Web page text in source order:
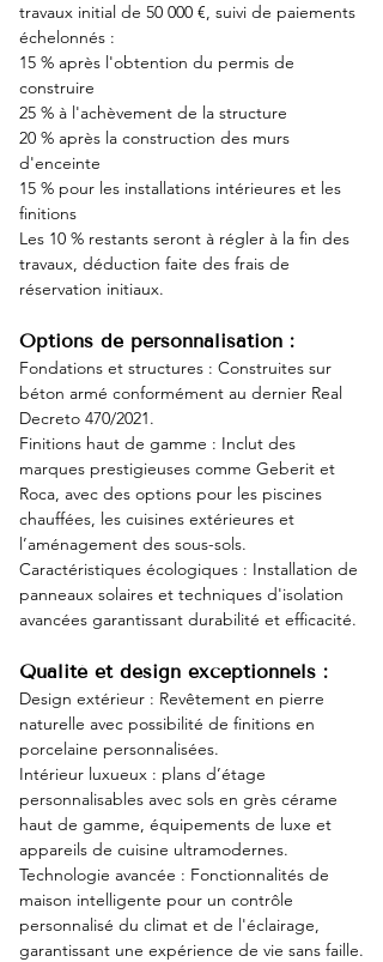
travaux initial de 50 000 €, suivi de paiements
échelonnés :
15 % après l'obtention du permis de
construire
25 % à l'achèvement de la structure
20 % après la construction des murs
d'enceinte
15 % pour les installations intérieures et les
finitions
Les 10 % restants seront à régler à la fin des
travaux, déduction faite des frais de
réservation initiaux.
Options de personnalisation :
Fondations et structures : Construites sur
béton armé conformément au dernier Real
Decreto 470/2021.
Finitions haut de gamme : Inclut des
marques prestigieuses comme Geberit et
Roca, avec des options pour les piscines
chauffées, les cuisines extérieures et
l’aménagement des sous-sols.
Caractéristiques écologiques : Installation de
panneaux solaires et techniques d'isolation
avancées garantissant durabilité et efficacité.
Qualité et design exceptionnels :
Design extérieur : Revêtement en pierre
naturelle avec possibilité de finitions en
porcelaine personnalisées.
Intérieur luxueux : plans d’étage
personnalisables avec sols en grès cérame
haut de gamme, équipements de luxe et
appareils de cuisine ultramodernes.
Technologie avancée : Fonctionnalités de
maison intelligente pour un contrôle
personnalisé du climat et de l'éclairage,
garantissant une expérience de vie sans faille.